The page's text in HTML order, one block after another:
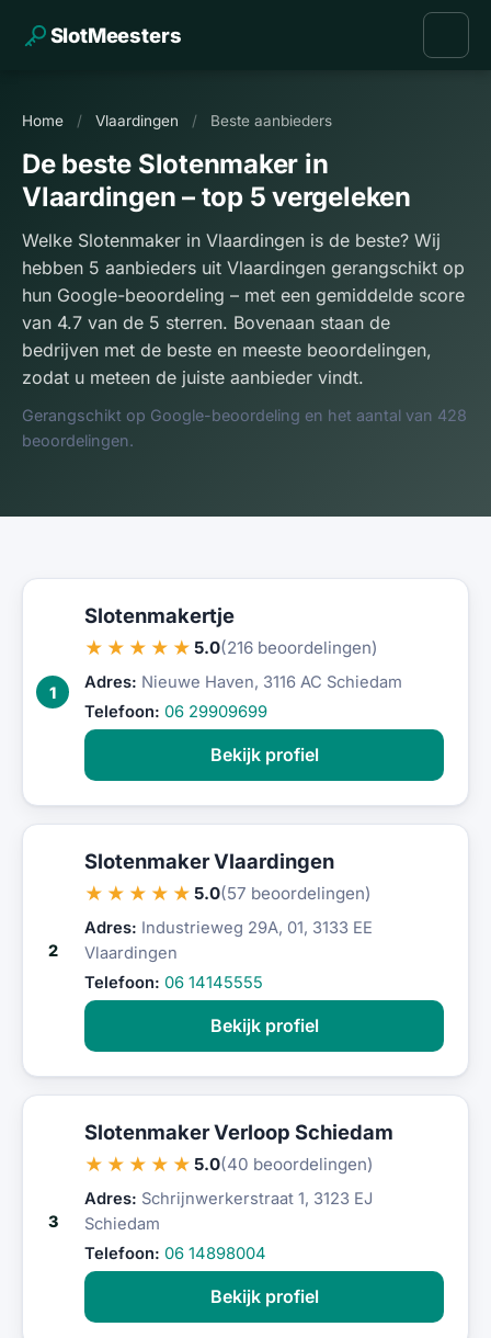
SlotMeesters
Home / Vlaardingen / Beste aanbieders
De beste Slotenmaker in
Vlaardingen – top 5 vergeleken
Welke Slotenmaker in Vlaardingen is de beste? Wij
hebben 5 aanbieders uit Vlaardingen gerangschikt op
hun Google-beoordeling – met een gemiddelde score
van 4.7 van de 5 sterren. Bovenaan staan de
bedrijven met de beste en meeste beoordelingen,
zodat u meteen de juiste aanbieder vindt.
Gerangschikt op Google-beoordeling en het aantal van 428
beoordelingen.
1
Slotenmakertje
★★★★★ 5.0(216 beoordelingen)
Adres: Nieuwe Haven, 3116 AC Schiedam
Telefoon: 06 29909699
Bekijk profiel
2
Slotenmaker Vlaardingen
★★★★★ 5.0(57 beoordelingen)
Adres: Industrieweg 29A, 01, 3133 EE
Vlaardingen
Telefoon: 06 14145555
Bekijk profiel
3
Slotenmaker Verloop Schiedam
★★★★★ 5.0(40 beoordelingen)
Adres: Schrijnwerkerstraat 1, 3123 EJ
Schiedam
Telefoon: 06 14898004
Bekijk profiel